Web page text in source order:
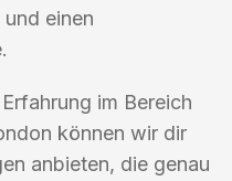
einen
im Bereich
können wir dir
anbieten, die genau